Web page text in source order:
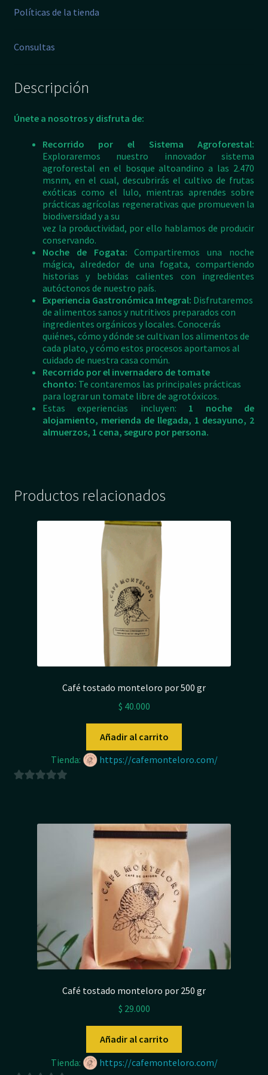
Políticas de la tienda
Consultas
Descripción
Únete a nosotros y disfruta de:
Recorrido por el Sistema Agroforestal:
Exploraremos nuestro innovador sistema
agroforestal en el bosque altoandino a las 2.470
msnm, en el cual, descubrirás el cultivo de frutas
exóticas como el lulo, mientras aprendes sobre
prácticas agrícolas regenerativas que promueven la
biodiversidad y a su
vez la productividad, por ello hablamos de producir
conservando.
Noche de Fogata:Compartiremos una noche
mágica, alrededor de una fogata, compartiendo
historias y bebidas calientes con ingredientes
autóctonos de nuestro país.
Experiencia Gastronómica Integral: Disfrutaremos
de alimentos sanos y nutritivos preparados con
ingredientes orgánicos y locales. Conocerás
quiénes, cómo y dónde se cultivan los alimentos de
cada plato, y cómo estos procesos aportamos al
cuidado de nuestra casa común.
Recorrido por el invernadero de tomate
chonto: Te contaremos las principales prácticas
para lograr un tomate libre de agrotóxicos.
Estas experiencias incluyen: 1 noche de
alojamiento, merienda de llegada, 1 desayuno, 2
almuerzos, 1 cena, seguro por persona.
Productos relacionados
Café tostado monteloro por 500 gr
$ 40.000
Añadir al carrito
Tienda:
https://cafemonteloro.com/
Café tostado monteloro por 250 gr
$ 29.000
Añadir al carrito
Tienda:
https://cafemonteloro.com/